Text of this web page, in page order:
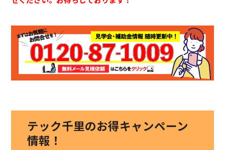
テック千里のお得キャンペーン
情報！